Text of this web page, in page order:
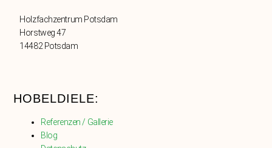
Holzfachzentrum Potsdam
Horstweg 47
14482 Potsdam
HOBELDIELE:
Referenzen / Gallerie
Blog